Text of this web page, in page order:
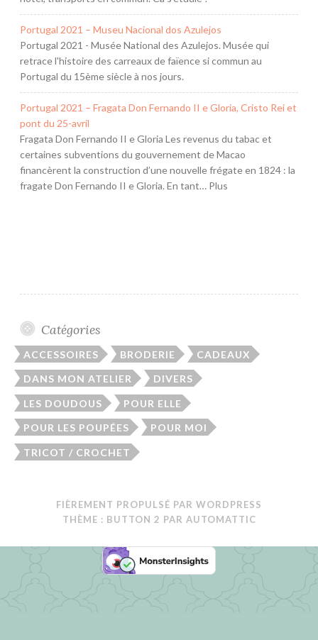
Portugal 2021 – Museu Nacional dos Azulejos
Portugal 2021 - Musée National des Azulejos. Musée qui
retrace l'histoire des carreaux de faïence si commun au
Portugal du 15ème siècle à nos jours.
Portugal 2021 – Fragata Don Fernando II e Gloria, Cristo Rei et
pont du 25-avril
Fragata Don Fernando II e Gloria Les revenus du tabac et
certaines subventions du gouvernement de Macao
financèrent la construction d’une nouvelle frégate en 1824 : la
fragate Don Fernando II e Gloria. En tant… Plus
Catégories
ACCESSOIRES BRODERIE CADEAUX
DANS MON ATELIER DIVERS
LES DOUDOUS POUR ELLE
POUR LES POUPÉES POUR MOI
TRICOT / CROCHET
FIÈREMENT PROPULSÉ PAR WORDPRESS
THÈME : BUTTON 2 PAR AUTOMATTIC